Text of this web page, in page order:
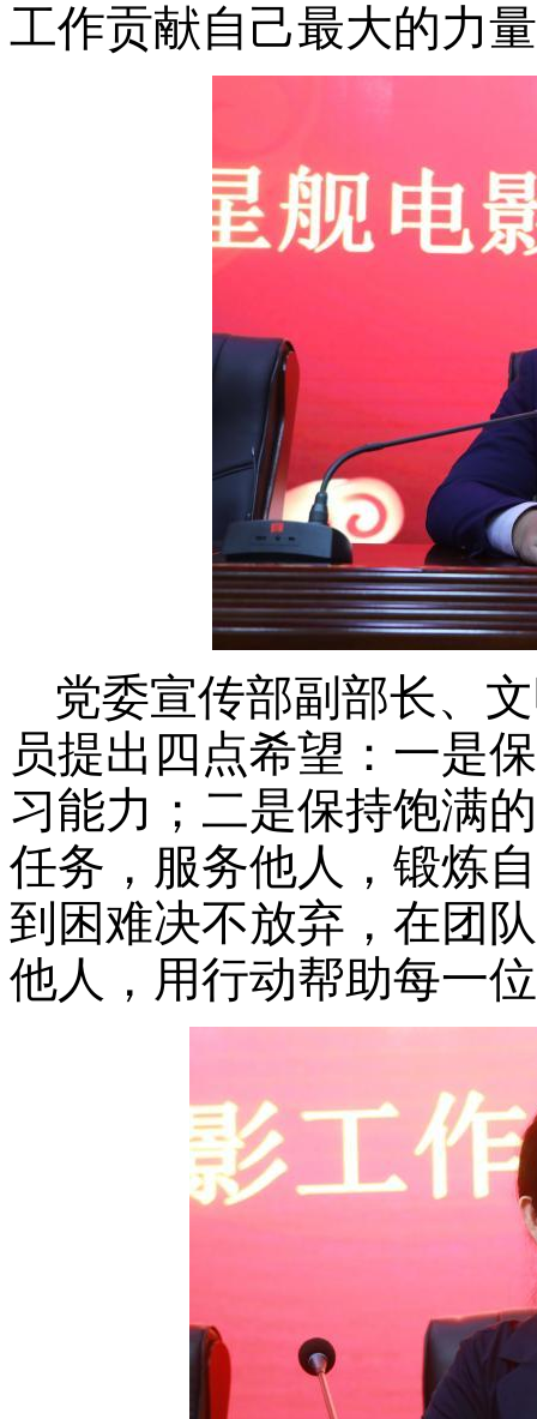
工作贡献自己最大的力
党委宣传部副部长、
员提出四点希望：一是
习能力；二是保持饱满
任务，服务他人，锻炼
到困难决不放弃，在团
他人，用行动帮助每一